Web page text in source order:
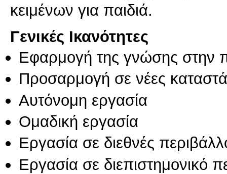
κειμένων για παιδιά.
Γενικές Ικανότητες
Εφαρμογή της γνώσης στην
Προσαρμογή σε νέες
Αυτόνομη εργασία
Ομαδική εργασία
Εργασία σε διεθνές
Εργασία σε διεπιστημονικό